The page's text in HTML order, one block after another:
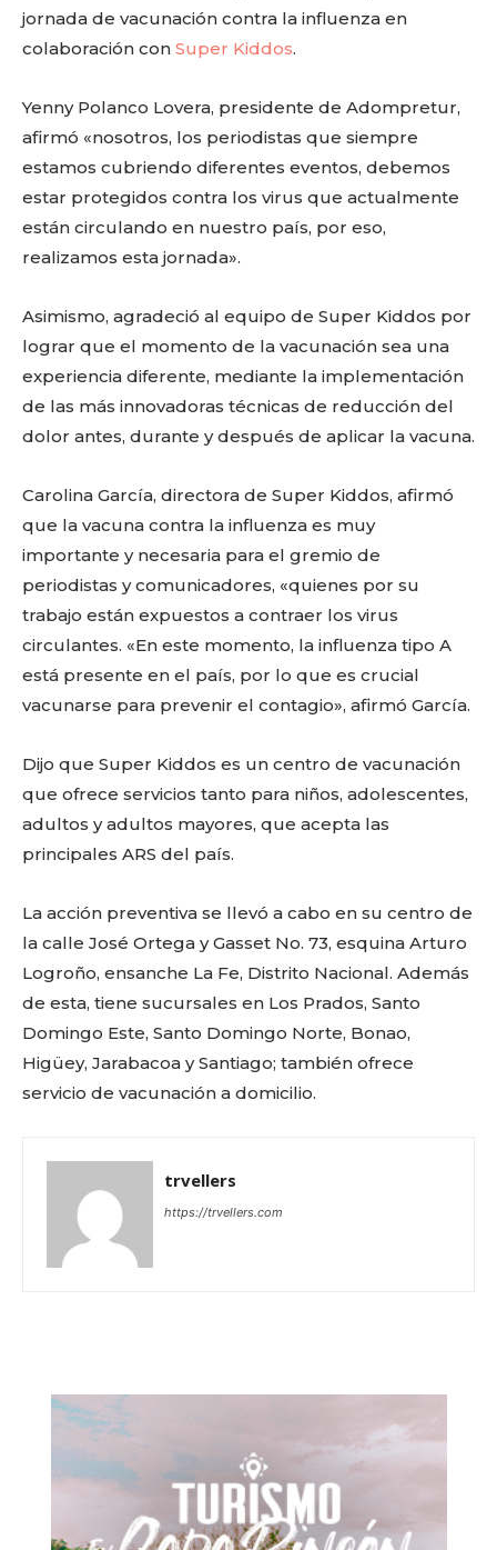
jornada de vacunación contra la influenza en
colaboración con Super Kiddos.
Yenny Polanco Lovera, presidente de Adompretur,
afirmó «nosotros, los periodistas que siempre
estamos cubriendo diferentes eventos, debemos
estar protegidos contra los virus que actualmente
están circulando en nuestro país, por eso,
realizamos esta jornada».
Asimismo, agradeció al equipo de Super Kiddos por
lograr que el momento de la vacunación sea una
experiencia diferente, mediante la implementación
de las más innovadoras técnicas de reducción del
dolor antes, durante y después de aplicar la vacuna.
Carolina García, directora de Super Kiddos, afirmó
que la vacuna contra la influenza es muy
importante y necesaria para el gremio de
periodistas y comunicadores, «quienes por su
trabajo están expuestos a contraer los virus
circulantes. «En este momento, la influenza tipo A
está presente en el país, por lo que es crucial
vacunarse para prevenir el contagio», afirmó García.
Dijo que Super Kiddos es un centro de vacunación
que ofrece servicios tanto para niños, adolescentes,
adultos y adultos mayores, que acepta las
principales ARS del país.
La acción preventiva se llevó a cabo en su centro de
la calle José Ortega y Gasset No. 73, esquina Arturo
Logroño, ensanche La Fe, Distrito Nacional. Además
de esta, tiene sucursales en Los Prados, Santo
Domingo Este, Santo Domingo Norte, Bonao,
Higüey, Jarabacoa y Santiago; también ofrece
servicio de vacunación a domicilio.
trvellers
https://trvellers.com